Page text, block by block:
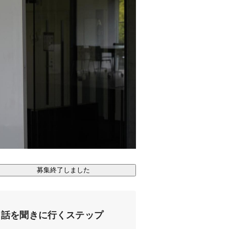
募集終了しました
話を聞きに行くステップ